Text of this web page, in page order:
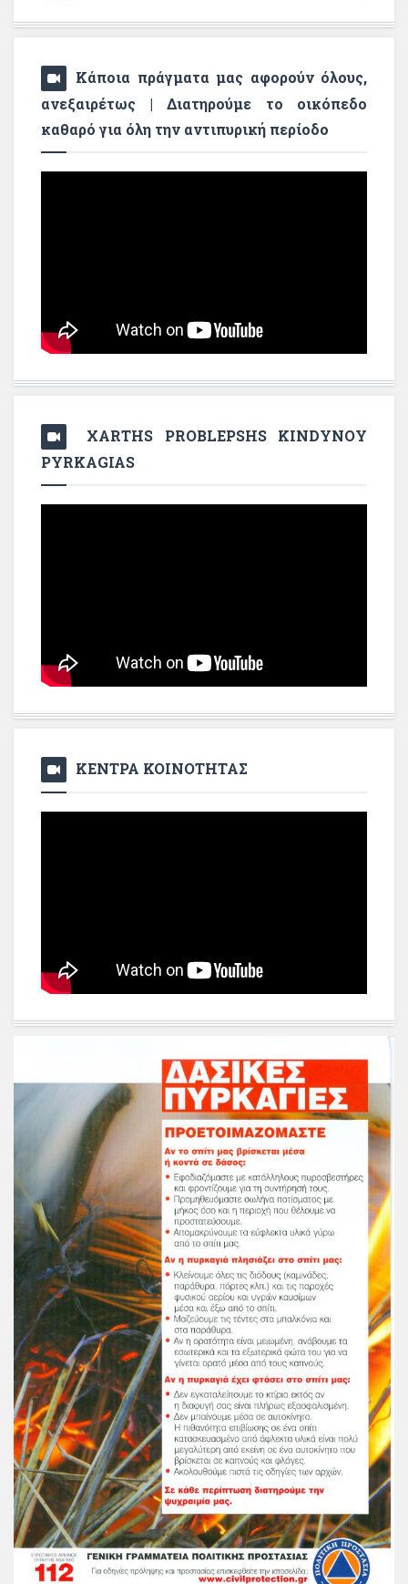
Κάποια πράγματα μας αφορούν όλους,
ανεξαιρέτως | Διατηρούμε το οικόπεδο
καθαρό για όλη την αντιπυρική περίοδο
XARTHS PROBLEPSHS KINDYNOY
PYRKAGIAS
ΚΕΝΤΡΑ ΚΟΙΝΟΤΗΤΑΣ